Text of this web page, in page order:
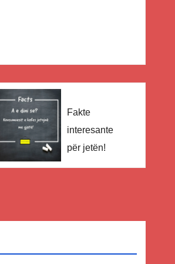
Fakte
interesante
për jetën!